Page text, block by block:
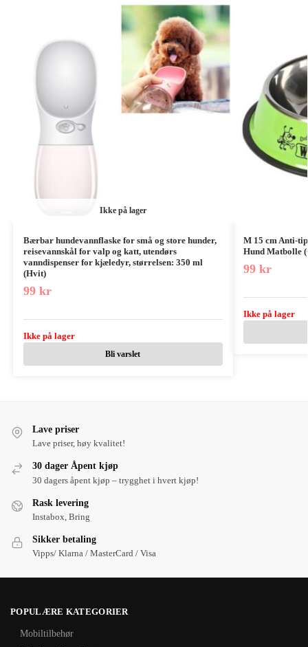
Ikke på lager
Bærbar hundevannflaske for små og store hunder,
reisevannskål for valp og katt, utendørs
vanndispenser for kjæledyr, størrelsen: 350 ml
(Hvit)
99 kr
Ikke på lager
Bli varslet
M 15 cm Anti-
Hund Matbolle
99 kr
Ikke på lager
Lave priser
Lave priser, høy kvalitet!
30 dager Åpent kjøp
30 dagers åpent kjøp – trygghet i hvert kjøp!
Rask levering
Instabox, Bring
Sikker betaling
Vipps/ Klarna / MasterCard / Visa
POPULÆRE KATEGORIER
Mobiltilbehør